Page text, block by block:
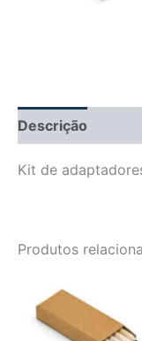
Descrição
Kit de
Produtos